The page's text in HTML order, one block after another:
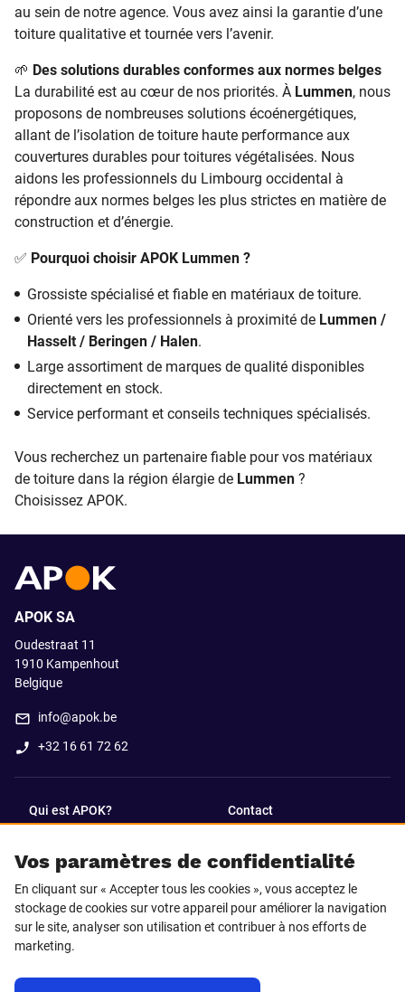
au sein de notre agence. Vous avez ainsi la garantie d’une
toiture qualitative et tournée vers l’avenir.
🌱 Des solutions durables conformes aux normes belges
La durabilité est au cœur de nos priorités. À Lummen, nous
proposons de nombreuses solutions écoénergétiques,
allant de l’isolation de toiture haute performance aux
couvertures durables pour toitures végétalisées. Nous
aidons les professionnels du Limbourg occidental à
répondre aux normes belges les plus strictes en matière de
construction et d’énergie.
✅ Pourquoi choisir APOK Lummen ?
Grossiste spécialisé et fiable en matériaux de toiture.
Orienté vers les professionnels à proximité de Lummen /
Hasselt / Beringen / Halen.
Large assortiment de marques de qualité disponibles
directement en stock.
Service performant et conseils techniques spécialisés.
Vous recherchez un partenaire fiable pour vos matériaux
de toiture dans la région élargie de Lummen ?
Choisissez APOK.
Vos paramètres de confidentialité
En cliquant sur « Accepter tous les cookies », vous acceptez le
stockage de cookies sur votre appareil pour améliorer la navigation
sur le site, analyser son utilisation et contribuer à nos efforts de
marketing.
APOK SA
Oudestraat 11
1910 Kampenhout
Belgique
info@apok.be
+32 16 61 72 62
Qui est APOK? Contact
SUIVEZ-NOUS SUR
Facebook LinkedIn